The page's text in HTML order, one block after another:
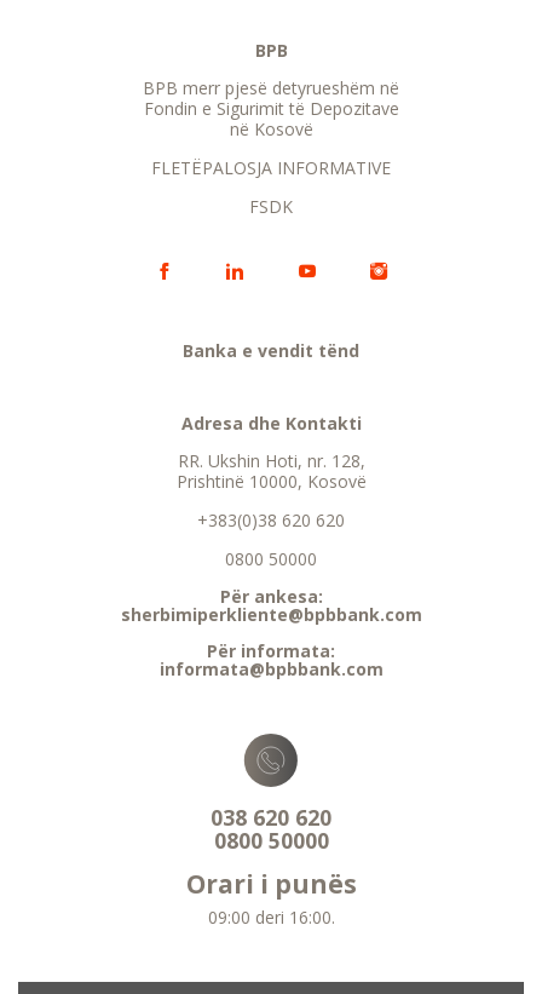
BPB
BPB merr pjesë detyrueshëm në
Fondin e Sigurimit të Depozitave
në Kosovë
FLETËPALOSJA INFORMATIVE
FSDK
Banka e vendit tënd
Adresa dhe Kontakti
RR. Ukshin Hoti, nr. 128,
Prishtinë 10000, Kosovë
+383(0)38 620 620
0800 50000
Për ankesa:
sherbimiperkliente@bpbbank.com
Për informata:
informata@bpbbank.com
038 620 620
0800 50000
Orari i punës
09:00 deri 16:00.